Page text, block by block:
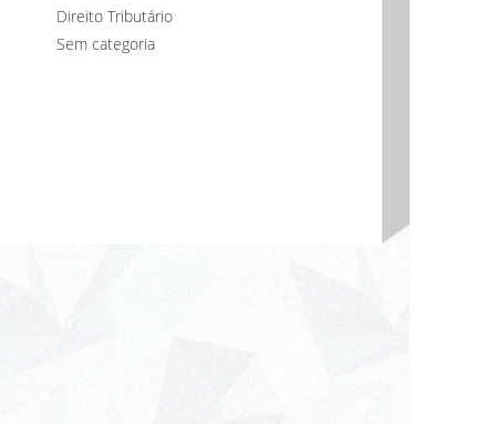
Direito Tributário
Sem categoria